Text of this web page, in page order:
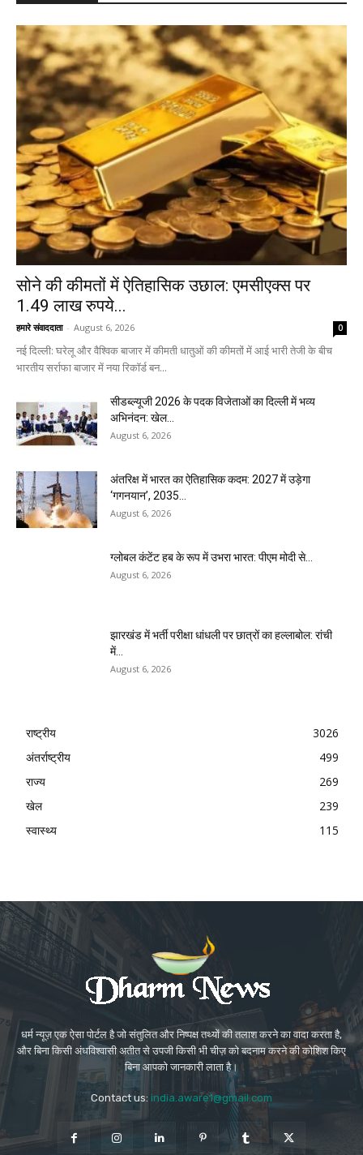
सोने की कीमतों में ऐतिहासिक उछाल: एमसीएक्स पर
1.49 लाख रुपये...
हमारे संवाददाता - August 6, 2026 0
नई दिल्ली: घरेलू और वैश्विक बाजार में कीमती धातुओं की कीमतों में आई भारी तेजी के बीच
भारतीय सर्राफा बाजार में नया रिकॉर्ड बन...
सीडब्ल्यूजी 2026 के पदक विजेताओं का दिल्ली में भव्य
अभिनंदन: खेल...
August 6, 2026
अंतरिक्ष में भारत का ऐतिहासिक कदम: 2027 में उड़ेगा
‘गगनयान’, 2035...
August 6, 2026
ग्लोबल कंटेंट हब के रूप में उभरा भारत: पीएम मोदी से...
August 6, 2026
झारखंड में भर्ती परीक्षा धांधली पर छात्रों का हल्लाबोल: रांची
में...
August 6, 2026
राष्ट्रीय
3026
अंतर्राष्ट्रीय
499
राज्य
269
खेल
239
स्वास्थ्य
115
धर्म न्यूज़ एक ऐसा पोर्टल है जो संतुलित और निष्पक्ष तथ्यों की तलाश करने का वादा करता है,
और बिना किसी अंधविश्वासी अतीत से उपजी किसी भी चीज़ को बदनाम करने की कोशिश किए
बिना आपको जानकारी लाता है।
Contact us: india.aware1@gmail.com